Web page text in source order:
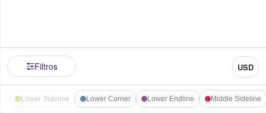
Filtros USD
Lower Sideline Lower Corner Lower Endline Middle Sideline